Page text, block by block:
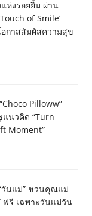
ห่งรอยยิ้ม ผ่าน
of Smile’
กาสสัมผัสความสุข
Pilloww”
นวคิด “Turn
Moment”
วันแม่” ชวนคุณแม่
ฟรี เฉพาะวันแม่วัน